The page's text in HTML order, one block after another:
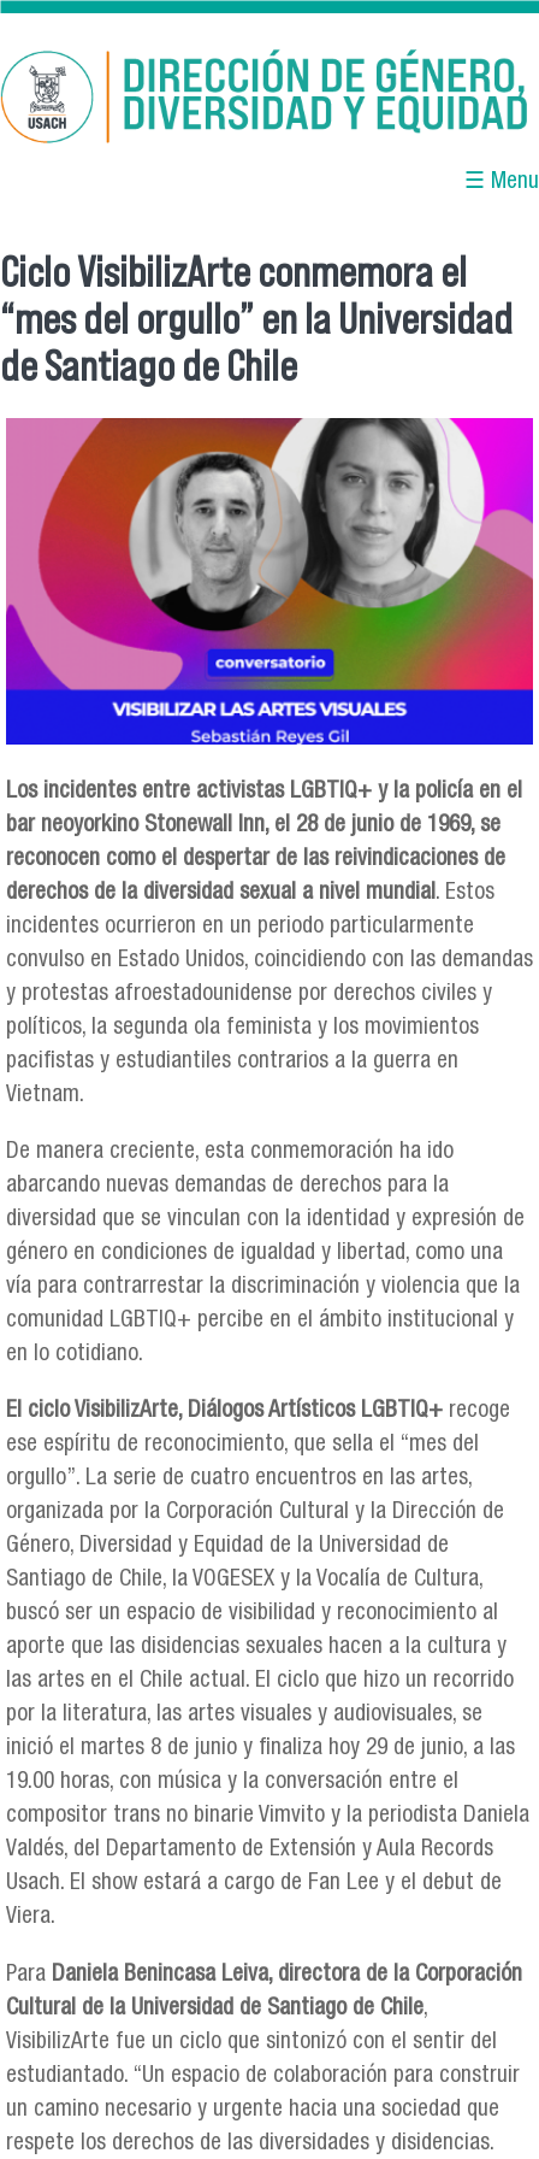
Pasar al contenido principal
☰ Menu
Se encuentra usted aquí
Ciclo VisibilizArte conmemora el
“mes del orgullo” en la Universidad
de Santiago de Chile
Los incidentes entre activistas LGBTIQ+ y la policía en el
bar neoyorkino Stonewall Inn, el 28 de junio de 1969, se
reconocen como el despertar de las reivindicaciones de
derechos de la diversidad sexual a nivel mundial. Estos
incidentes ocurrieron en un periodo particularmente
convulso en Estado Unidos, coincidiendo con las demandas
y protestas afroestadounidense por derechos civiles y
políticos, la segunda ola feminista y los movimientos
pacifistas y estudiantiles contrarios a la guerra en
Vietnam.
De manera creciente, esta conmemoración ha ido
abarcando nuevas demandas de derechos para la
diversidad que se vinculan con la identidad y expresión de
género en condiciones de igualdad y libertad, como una
vía para contrarrestar la discriminación y violencia que la
comunidad LGBTIQ+ percibe en el ámbito institucional y
en lo cotidiano.
El ciclo VisibilizArte, Diálogos Artísticos LGBTIQ+ recoge
ese espíritu de reconocimiento, que sella el “mes del
orgullo”. La serie de cuatro encuentros en las artes,
organizada por la Corporación Cultural y la Dirección de
Género, Diversidad y Equidad de la Universidad de
Santiago de Chile, la VOGESEX y la Vocalía de Cultura,
buscó ser un espacio de visibilidad y reconocimiento al
aporte que las disidencias sexuales hacen a la cultura y
las artes en el Chile actual. El ciclo que hizo un recorrido
por la literatura, las artes visuales y audiovisuales, se
inició el martes 8 de junio y finaliza hoy 29 de junio, a las
19.00 horas, con música y la conversación entre el
compositor trans no binarie Vimvito y la periodista Daniela
Valdés, del Departamento de Extensión y Aula Records
Usach. El show estará a cargo de Fan Lee y el debut de
Viera.
Para Daniela Benincasa Leiva, directora de la Corporación
Cultural de la Universidad de Santiago de Chile,
VisibilizArte fue un ciclo que sintonizó con el sentir del
estudiantado. “Un espacio de colaboración para construir
un camino necesario y urgente hacia una sociedad que
respete los derechos de las diversidades y disidencias.